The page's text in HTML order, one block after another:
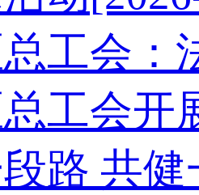
工会：
工会开
段路 共